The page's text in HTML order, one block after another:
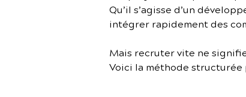
Qu’il s’agisse d’un
intégrer rapidement des
Mais recruter vite ne
Voici la méthode